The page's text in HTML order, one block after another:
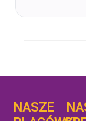
NASZE